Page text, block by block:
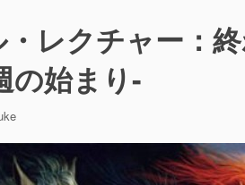
レクチャー：
始まり-